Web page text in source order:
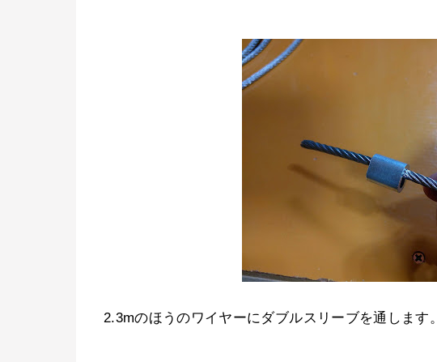
2.3mのほうのワイヤーにダブルスリーブを通します。